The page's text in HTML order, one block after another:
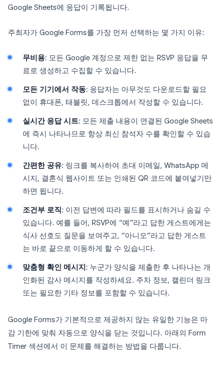
Google Sheets에 응답이 기록됩니다.
주최자가 Google Forms를 가장 먼저 선택하는 몇 가지 이유:
무비용: 모든 Google 계정으로 제한 없는 RSVP 응답을 무
료로 생성하고 수집할 수 있습니다.
모든 기기에서 작동: 응답자는 아무것도 다운로드할 필요
없이 휴대폰, 태블릿, 데스크톱에서 작성할 수 있습니다.
실시간 응답 시트: 모든 제출 내용이 연결된 Google Sheets
에 즉시 나타나므로 항상 최신 참석자 수를 확인할 수 있습
니다.
간편한 공유: 링크를 복사하여 초대 이메일, WhatsApp 메
시지, 결혼식 웹사이트 또는 인쇄된 QR 코드에 붙여넣기만
하면 됩니다.
조건부 로직: 이전 답변에 따라 필드를 표시하거나 숨길 수
있습니다. 예를 들어, RSVP에 “예”라고 답한 게스트에게는
식사 선호도 질문을 보여주고, “아니오”라고 답한 게스트
는 바로 끝으로 이동하게 할 수 있습니다.
맞춤형 확인 메시지: 누군가 양식을 제출한 후 나타나는 개
인화된 감사 메시지를 작성하세요. 주차 정보, 캘린더 링크
또는 필요한 기타 정보를 포함할 수 있습니다.
Google Forms가 기본적으로 제공하지 않는 유일한 기능은 마
감 기한에 맞춰 자동으로 양식을 닫는 것입니다. 아래의 Form
Timer 섹션에서 이 문제를 해결하는 방법을 다룹니다.